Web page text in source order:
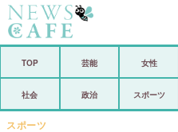
経済
TOP 芸能 女性
社会 政治 スポーツ
スポーツ